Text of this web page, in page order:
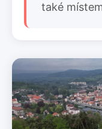
také